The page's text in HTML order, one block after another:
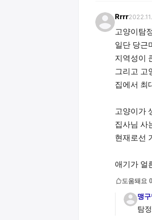
Rrrr
고양이탐
일단 당근
지역성이
그리고 고
집에서 최
고양이가
집사님 사
현재로선
애기가 얼
도움돼요 0
맹
탐